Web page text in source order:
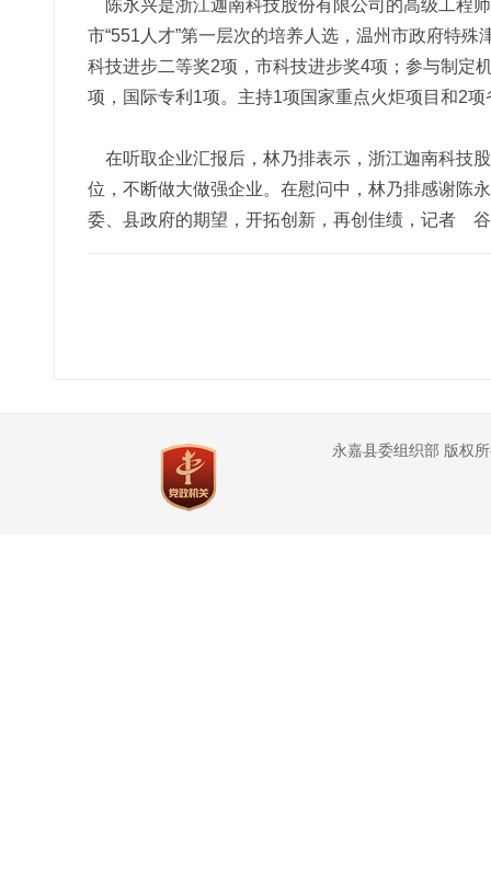
陈永兴是浙江迦南科技股份有限公司的高级工程
市“551人才”第一层次的培养人选，温州市政府特
科技进步二等奖2项，市科技进步奖4项；参与制定
项，国际专利1项。主持1项国家重点火炬项目和2
在听取企业汇报后，林乃排表示，浙江迦南科技
位，不断做大做强企业。在慰问中，林乃排感谢陈
委、县政府的期望，开拓创新，再创佳绩，记者
永嘉县委组织部 版权